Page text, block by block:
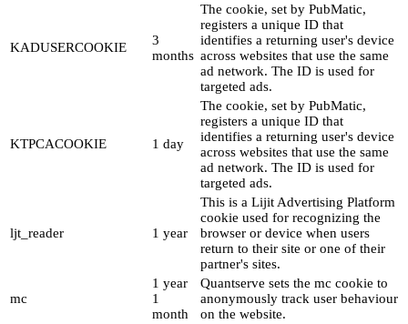
KADUSERCOOKIE
3
months
The cookie, set by PubMatic,
registers a unique ID that
identifies a returning user's device
across websites that use the same
ad network. The ID is used for
targeted ads.
KTPCACOOKIE 1 day
The cookie, set by PubMatic,
registers a unique ID that
identifies a returning user's device
across websites that use the same
ad network. The ID is used for
targeted ads.
ljt_reader 1 year
This is a Lijit Advertising Platform
cookie used for recognizing the
browser or device when users
return to their site or one of their
partner's sites.
mc
1 year
1
month
Quantserve sets the mc cookie to
anonymously track user behaviour
on the website.